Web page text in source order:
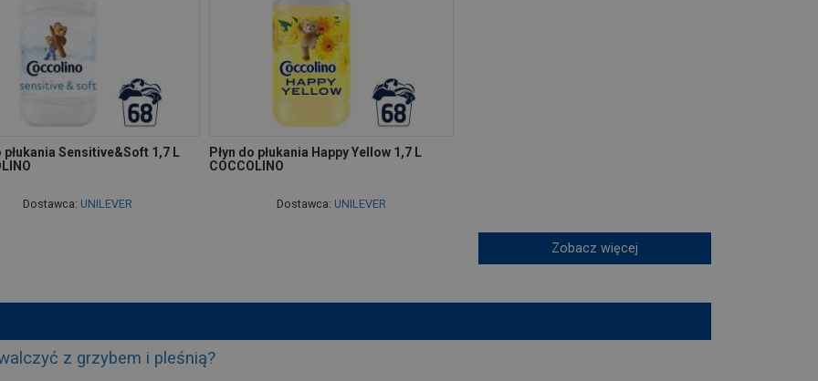
płukania Sensitive&Soft 1,7 L
Dostawca: UNILEVER
Płyn do płukania Happy Yellow 1,7 L
COCCOLINO
Dostawca: UNILEVER
Zobacz więcej
z grzybem i pleśnią?